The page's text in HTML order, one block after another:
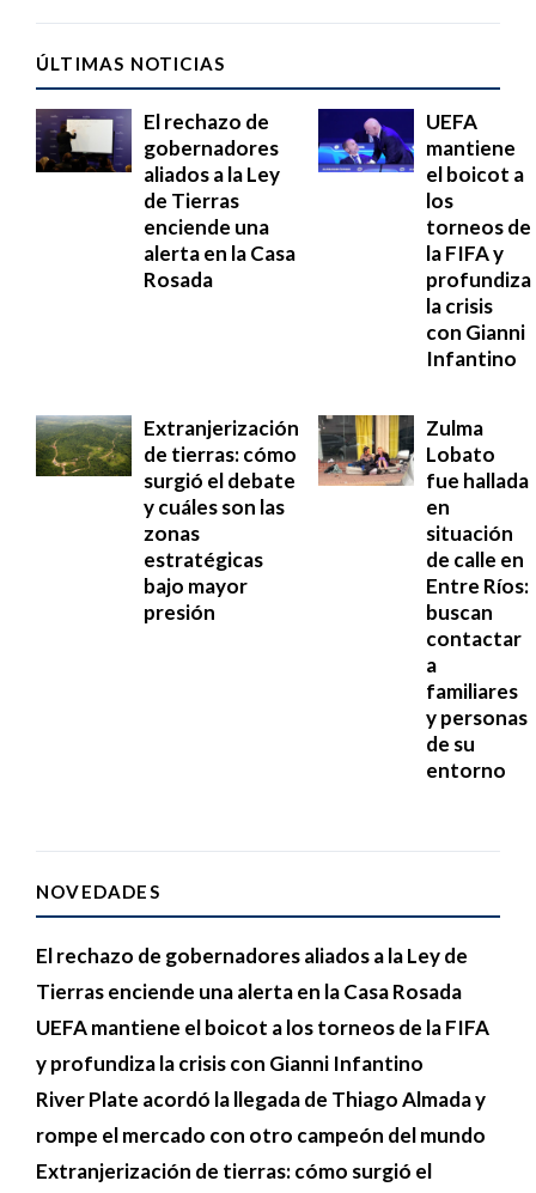
ÚLTIMAS NOTICIAS
El rechazo de
gobernadores
aliados a la Ley
de Tierras
enciende una
alerta en la Casa
Rosada
UEFA
mantiene
el boicot a
los
torneos de
la FIFA y
profundiza
la crisis
con Gianni
Infantino
Extranjerización
de tierras: cómo
surgió el debate
y cuáles son las
zonas
estratégicas
bajo mayor
presión
Zulma
Lobato
fue hallada
en
situación
de calle en
Entre Ríos:
buscan
contactar
a
familiares
y personas
de su
entorno
NOVEDADES
El rechazo de gobernadores aliados a la Ley de
Tierras enciende una alerta en la Casa Rosada
UEFA mantiene el boicot a los torneos de la FIFA
y profundiza la crisis con Gianni Infantino
River Plate acordó la llegada de Thiago Almada y
rompe el mercado con otro campeón del mundo
Extranjerización de tierras: cómo surgió el